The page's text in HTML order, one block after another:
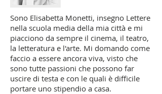
Sono Elisabetta Monetti, insegno Lettere
nella scuola media della mia città e mi
piacciono da sempre il cinema, il teatro,
la letteratura e l'arte. Mi domando come
faccio a essere ancora viva, visto che
sono tutte passioni che possono far
uscire di testa e con le quali è difficile
portare uno stipendio a casa.